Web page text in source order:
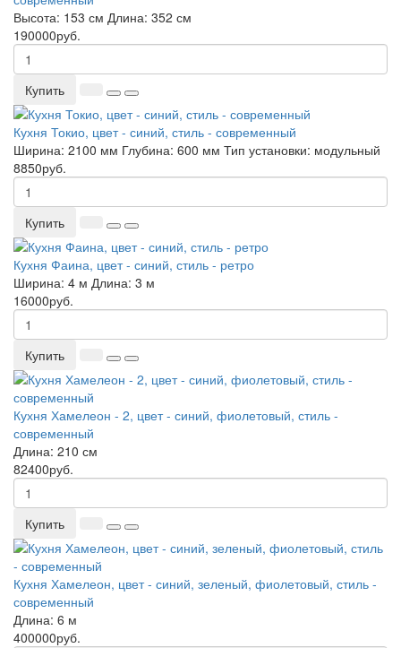
Высота: 153 см Длина: 352 см
190000руб.
Купить
Кухня Токио, цвет - синий, стиль - современный
Ширина: 2100 мм Глубина: 600 мм Тип установки: модульный
8850руб.
Купить
Кухня Фаина, цвет - синий, стиль - ретро
Ширина: 4 м Длина: 3 м
16000руб.
Купить
Кухня Хамелеон - 2, цвет - синий, фиолетовый, стиль -
современный
Длина: 210 см
82400руб.
Купить
Кухня Хамелеон, цвет - синий, зеленый, фиолетовый, стиль -
современный
Длина: 6 м
400000руб.